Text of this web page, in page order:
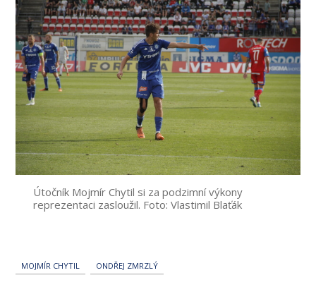
Útočník Mojmír Chytil si za podzimní výkony
reprezentaci zasloužil. Foto: Vlastimil Blaťák
MOJMÍR CHYTIL ONDŘEJ ZMRZLÝ